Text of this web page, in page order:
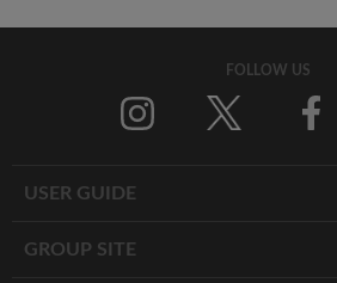
FOLLOW US
USER GUIDE
GROUP SITE